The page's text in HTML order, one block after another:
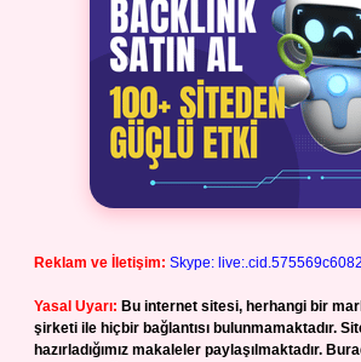
Reklam ve İletişim: Skype:
Yasal Uyarı: Bu internet sitesi, herhangi bir
şirketi ile hiçbir bağlantısı bulunmamaktadır.
hazırladığımız makaleler paylaşılmaktadır.